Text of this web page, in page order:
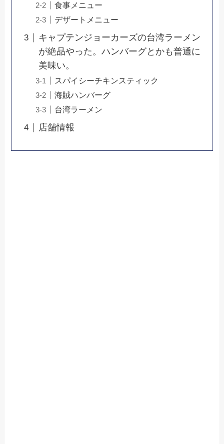
食事メニュー
デザートメニュー
キャプテンジョーカーズの台湾ラーメン
が絶品やった。ハンバーグとかも普通に
美味い。
スパイシーチキンスティック
海賊ハンバーグ
台湾ラーメン
店舗情報